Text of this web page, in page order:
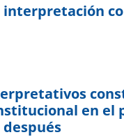
interpretación
en el